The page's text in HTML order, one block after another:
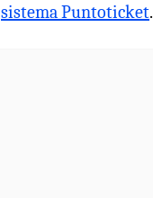
sistema Puntoticket.